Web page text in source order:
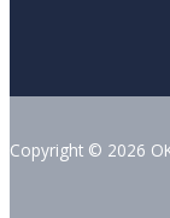
Copyright © 2026